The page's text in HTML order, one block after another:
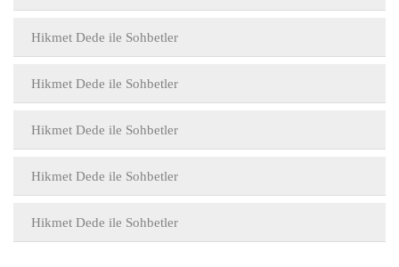
Hikmet Dede ile Sohbetler
Hikmet Dede ile Sohbetler
Hikmet Dede ile Sohbetler
Hikmet Dede ile Sohbetler
Hikmet Dede ile Sohbetler